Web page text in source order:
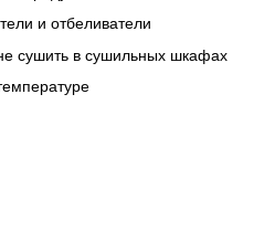
и отбеливатели
сушить в сушильных шкафах